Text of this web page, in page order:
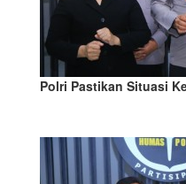
Polri Pastikan Situasi